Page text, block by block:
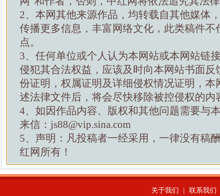
2、本网其他来源作品，均转载自其他媒体
传播更多信息，丰富网络文化，此类稿件不
点。
3、任何单位或个人认为本网站或本网站链
侵犯其合法权益，应该及时向本网站书面反
份证明，权属证明及详细侵权情况证明，本
述法律文件后，将会尽快移除被控侵权的内
4、如因作品内容、版权和其他问题需要与
来信：js88@vip.sina.com
5、声明：凡投稿者一经采用，一律没有稿
红网所有！
关于我们 联系我们